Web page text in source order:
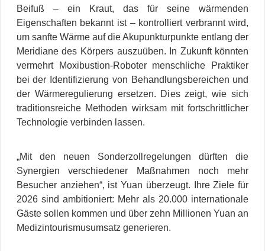
Beifuß – ein Kraut, das für seine wärmenden
Eigenschaften bekannt ist – kontrolliert verbrannt wird,
um sanfte Wärme auf die Akupunkturpunkte entlang der
Meridiane des Körpers auszuüben.
In Zukunft könnten
vermehrt Moxibustion-Roboter menschliche Praktiker
bei der Identifizierung von Behandlungsbereichen und
der Wärmeregulierung ersetzen. Dies zeigt, wie sich
traditionsreiche Methoden wirksam mit fortschrittlicher
Technologie verbinden lassen.
„Mit den neuen Sonderzollregelungen dürften die
Synergien verschiedener Maßnahmen noch mehr
Besucher anziehen“, ist Yuan überzeugt. Ihre Ziele für
2026 sind ambitioniert: Mehr als 20.000 internationale
Gäste sollen kommen und über zehn Millionen Yuan an
Medizintourismusumsatz generieren.